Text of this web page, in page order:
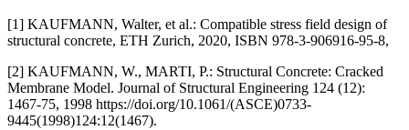
[1] KAUFMANN, Walter, et al.: Compatible stress field design of
structural concrete, ETH Zurich, 2020, ISBN 978-3-906916-95-8,
[2] KAUFMANN, W., MARTI, P.: Structural Concrete: Cracked
Membrane Model. Journal of Structural Engineering 124 (12):
1467-75, 1998 https://doi.org/10.1061/(ASCE)0733-
9445(1998)124:12(1467).